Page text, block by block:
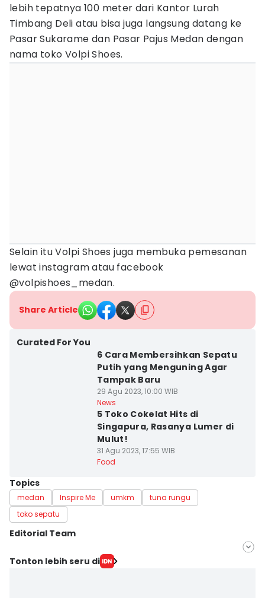
lebih tepatnya 100 meter dari Kantor Lurah
Timbang Deli atau bisa juga langsung datang ke
Pasar Sukarame dan Pasar Pajus Medan dengan
nama toko Volpi Shoes.
Selain itu Volpi Shoes juga membuka pemesanan
lewat instagram atau facebook
@volpishoes_medan.
Share Article
Curated For You
6 Cara Membersihkan Sepatu
Putih yang Menguning Agar
Tampak Baru
29 Agu 2023, 10:00 WIB
News
5 Toko Cokelat Hits di
Singapura, Rasanya Lumer di
Mulut!
31 Agu 2023, 17:55 WIB
Food
Topics
medan Inspire Me umkm
tuna rungu
toko sepatu
Editorial Team
Editor
Tonton lebih seru di